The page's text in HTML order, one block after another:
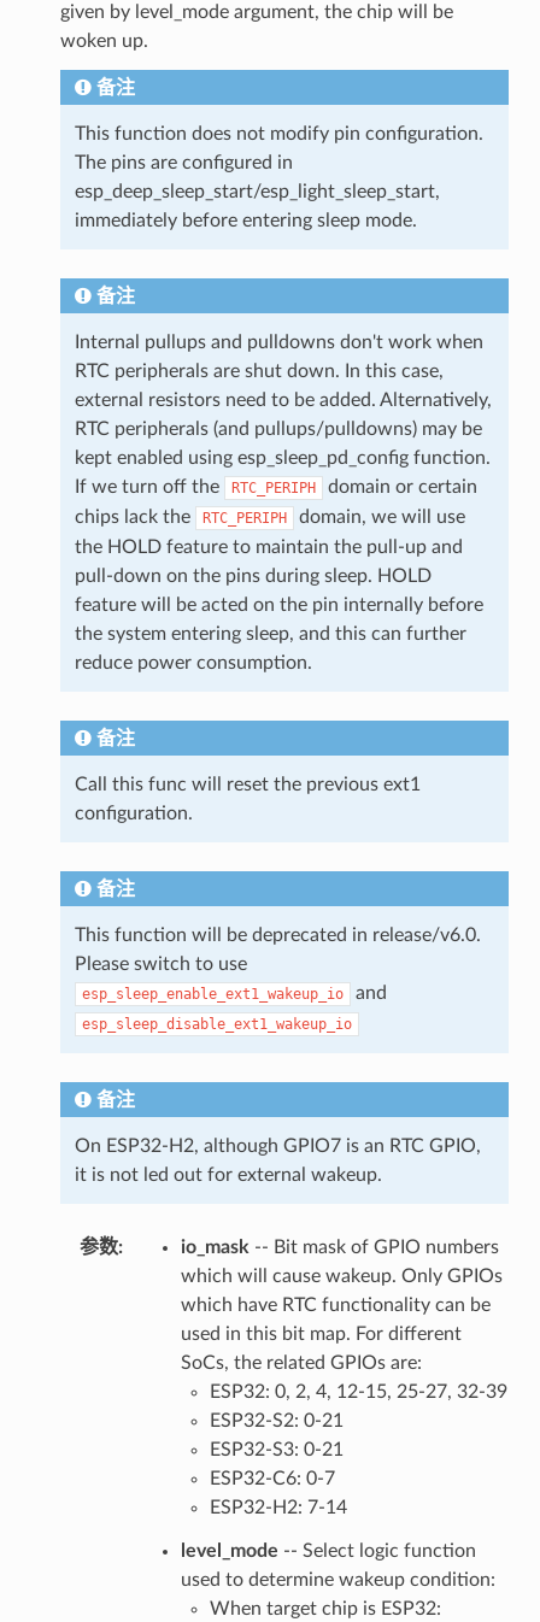
given by level_mode argument, the chip will be
woken up.
备注
This function does not modify pin configuration.
The pins are configured in
esp_deep_sleep_start/esp_light_sleep_start,
immediately before entering sleep mode.
备注
Internal pullups and pulldowns don't work when
RTC peripherals are shut down. In this case,
external resistors need to be added. Alternatively,
RTC peripherals (and pullups/pulldowns) may be
kept enabled using esp_sleep_pd_config function.
If we turn off the
RTC_PERIPH
domain or certain
chips lack the
RTC_PERIPH
domain, we will use
the HOLD feature to maintain the pull-up and
pull-down on the pins during sleep. HOLD
feature will be acted on the pin internally before
the system entering sleep, and this can further
reduce power consumption.
备注
Call this func will reset the previous ext1
configuration.
备注
This function will be deprecated in release/v6.0.
Please switch to use
esp_sleep_enable_ext1_wakeup_io and
esp_sleep_disable_ext1_wakeup_io
备注
On ESP32-H2, although GPIO7 is an RTC GPIO,
it is not led out for external wakeup.
参数: io_mask -- Bit mask of GPIO numbers
which will cause wakeup. Only GPIOs
which have RTC functionality can be
used in this bit map. For different
SoCs, the related GPIOs are:
ESP32: 0, 2, 4, 12-15, 25-27, 32-39
ESP32-S2: 0-21
ESP32-S3: 0-21
ESP32-C6: 0-7
ESP32-H2: 7-14
level_mode -- Select logic function
used to determine wakeup condition:
When target chip is ESP32: